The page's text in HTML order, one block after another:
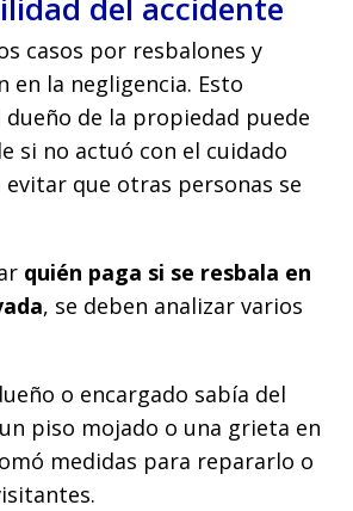
del accidente
casos por resbalones y
en la negligencia. Esto
dueño de la propiedad puede
si no actuó con el cuidado
evitar que otras personas se
quién paga si se resbala en
, se deben analizar varios
o encargado sabía del
piso mojado o una grieta en
medidas para repararlo o